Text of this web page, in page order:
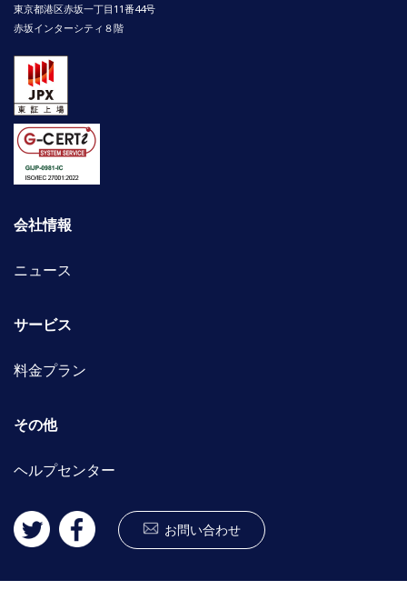
東京都港区赤坂一丁目11番44号
赤坂インターシティ８階
会社情報
ニュース
サービス
料金プラン
その他
ヘルプセンター
お問い合わせ